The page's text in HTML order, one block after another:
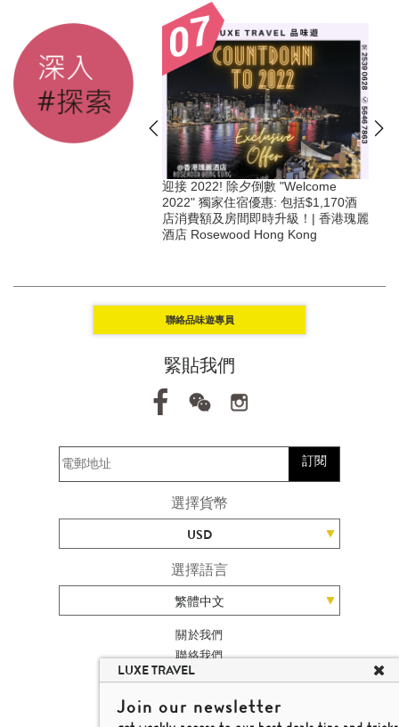
迎接 2022! 除夕倒數 "Welcome
2022" 獨家住宿優惠: 包括$1,170酒
店消費額及房間即時升級！| 香港瑰麗
酒店 Rosewood Hong Kong
聯絡品味遊專員
緊貼我們
訂閱
選擇貨幣
USD
選擇語言
繁體中文
關於我們
聯絡我們
加入我們
旅遊網站地圖
楊廸深品味遊
LUXE TRAVEL
Join our newsletter